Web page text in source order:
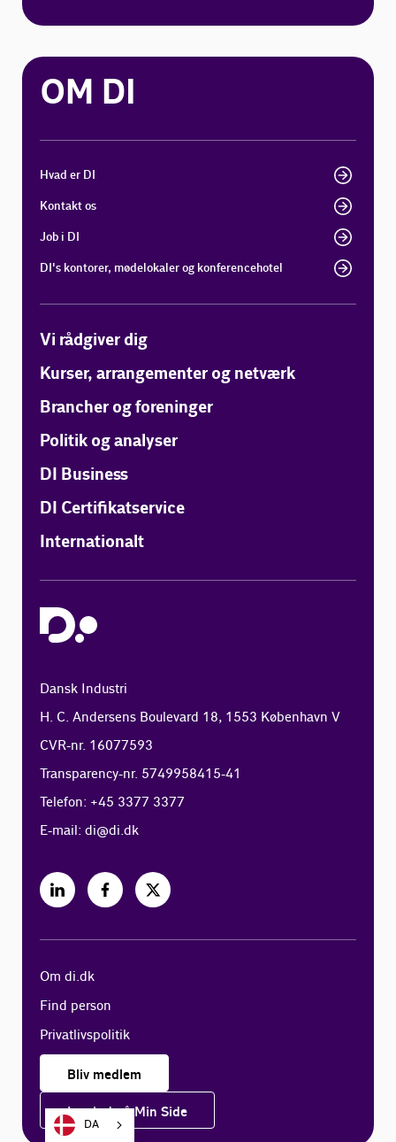
OM DI
Hvad er DI
Kontakt os
Job i DI
DI's kontorer, mødelokaler og konferencehotel
Vi rådgiver dig
Kurser, arrangementer og netværk
Brancher og foreninger
Politik og analyser
DI Business
DI Certifikatservice
Internationalt
Dansk Industri
H. C. Andersens Boulevard 18, 1553 København V
CVR-nr. 16077593
Transparency-nr. 5749958415-41
Telefon: +45 3377 3377
E-mail:di@di.dk
Om di.dk
Find person
Privatlivspolitik
Bliv medlem
Log ind på Min Side
DA